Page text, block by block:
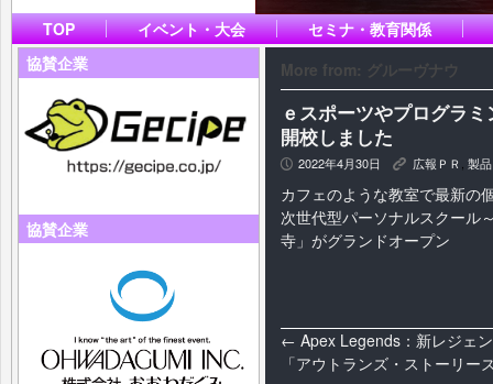
TOP イベント・大会
セミナ・教育関係
協賛企業
協賛企業
More from: グルーヴナウ
ｅスポーツやプログラ
開校しました
P 2022年4月30日 K 広報ＰＲ 製
カフェのような教室で最新の
次世代型パーソナルスクール
寺」がグランドオープン
← Apex Legends：新レジェ
「アウトランズ・ストーリー